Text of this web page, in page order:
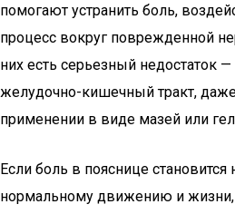
помогают устранить боль,
процесс вокруг поврежденной
них есть серьезный недостаток
желудочно-кишечный тракт,
применении в виде мазей или
Если боль в пояснице
нормальному движению и